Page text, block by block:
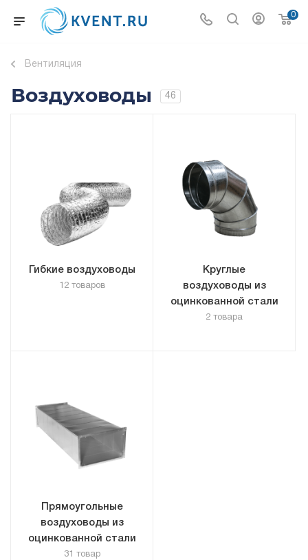
0
Вентиляция
Воздуховоды 46
Гибкие воздуховоды
12 товаров
Круглые
воздуховоды из
оцинкованной стали
2 товара
Прямоугольные
воздуховоды из
оцинкованной стали
31 товар